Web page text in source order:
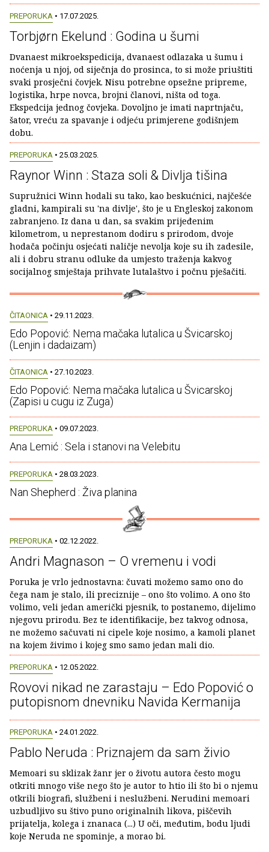
PREPORUKA • 17.07.2025.
Torbjørn Ekelund : Godina u šumi
Dvanaest mikroekspedicija, dvanaest odlazaka u šumu i
noćenja u njoj, od siječnja do prosinca, to si može priuštiti
svaki prosječni čovjek. Nisu potrebne opsežne pripreme,
logistika, hrpe novca, brojni članovi, ništa od toga.
Ekspedcija jednog čovjeka. Dovoljno je imati naprtnjaču,
šator, vreću za spavanje i odjeću primjerene godišnjem
dobu.
PREPORUKA • 25.03.2025.
Raynor Winn : Staza soli & Divlja tišina
Supružnici Winn hodali su tako, kao beskućnici, najčešće
gladni, kampirali su 'na divlje', što je u Engleskoj zakonom
zabranjeno. Iz dana u dan, sa svakim prijeđenim
kilometrom, u neprestanom dodiru s prirodom, dvoje
hodača počinju osjećati naličje nevolja koje su ih zadesile,
ali i dobru stranu odluke da umjesto traženja kakvog
socijalnog smještaja prihvate lutalaštvo i počnu pješačiti.
ČITAONICA • 29.11.2023.
Edo Popović: Nema mačaka lutalica u Švicarskoj
(Lenjin i dadaizam)
ČITAONICA • 27.10.2023.
Edo Popović: Nema mačaka lutalica u Švicarskoj
(Zapisi u cugu iz Zuga)
PREPORUKA • 09.07.2023.
Ana Lemić : Sela i stanovi na Velebitu
PREPORUKA • 28.03.2023.
Nan Shepherd : Živa planina
PREPORUKA • 02.12.2022.
Andri Magnason – O vremenu i vodi
Poruka je vrlo jednostavna: čuvati možemo samo ono do
čega nam je stalo, ili preciznije – ono što volimo. A ono što
volimo, veli jedan američki pjesnik, to postanemo, dijelimo
njegovu prirodu. Bez te identifikacije, bez takvog odnosa,
ne možemo sačuvati ni cipele koje nosimo, a kamoli planet
na kojem živimo i kojeg smo samo jedan mali dio.
PREPORUKA • 12.05.2022.
Rovovi nikad ne zarastaju – Edo Popović o
putopisnom dnevniku Navida Kermanija
PREPORUKA • 24.01.2022.
Pablo Neruda : Priznajem da sam živio
Memoari su sklizak žanr jer o životu autora često mogu
otkriti mnogo više nego što je autor to htio ili što bi o njemu
otkrili biografi, službeni i neslužbeni. Nerudini memoari
uzbudljivo su štivo puno originalnih likova, piščevih
prijatelja, kolega i znanaca (...) U oči, međutim, bodu ljudi
koje Neruda ne spominje, a morao bi.